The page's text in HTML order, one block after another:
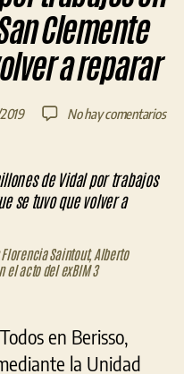
Clemente
a reparar
No hay comentariosen
Saintout, Alberto
el acto del exBIM 3
en Berisso,
la Unidad